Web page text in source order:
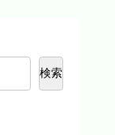
検索